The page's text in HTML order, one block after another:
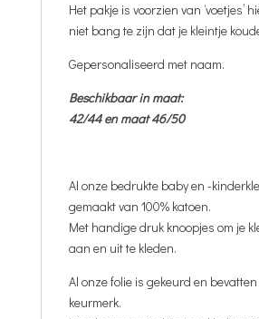
Het pakje is voorzien van ‘voetjes’
niet bang te zijn dat je kleintje
Gepersonaliseerd met naam.
Beschikbaar in maat:
42/44 en maat 46/50
Al onze bedrukte baby en -
gemaakt van 100% katoen.
Met handige druk knoopjes om je
aan en uit te kleden.
Al onze folie is gekeurd en bevatten
keurmerk.